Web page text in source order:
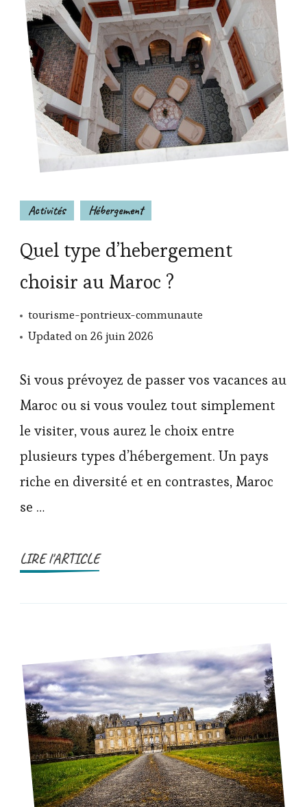
Activités Hébergement
Quel type d’hebergement
choisir au Maroc ?
tourisme-pontrieux-communaute
Updated on26 juin 2026
Si vous prévoyez de passer vos vacances au
Maroc ou si vous voulez tout simplement
le visiter, vous aurez le choix entre
plusieurs types d’hébergement. Un pays
riche en diversité et en contrastes, Maroc
se …
LIRE l'ARTICLE